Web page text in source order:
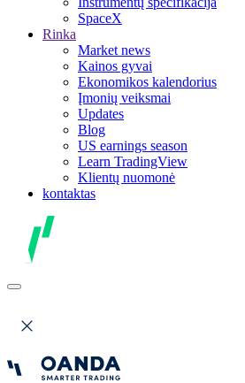
SpaceX
Rinka
Market news
Kainos gyvai
Ekonomikos kalendorius
Įmonių veiksmai
Updates
Blog
US earnings season
Learn TradingView
Klientų nuomonė
kontaktas